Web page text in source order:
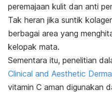
peremajaan kulit dan anti
Tak heran jika suntik
berbagai area yang
kelopak mata.
Sementara itu, penelitian
Clinical and Aesthetic
vitamin C aman digunakan